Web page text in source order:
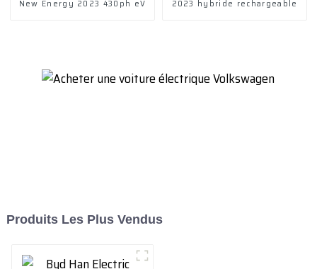
New Energy 2023 430ph eV 2023 hybride rechargeable
Produits Les Plus Vendus